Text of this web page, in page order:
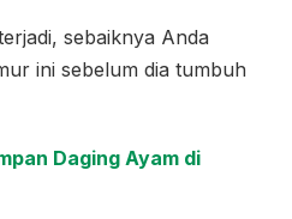
sebaiknya Anda
ini sebelum dia tumbuh
Daging Ayam di